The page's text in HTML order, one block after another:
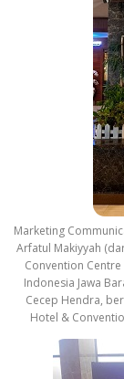
Marketing
Arfatul Makiyyah
Convention
Indonesia Jawa
Cecep Hendra,
Hotel &